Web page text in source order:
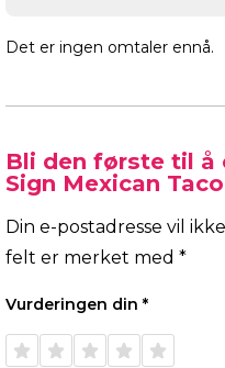
Det er ingen omtaler ennå.
Bli den første til å
Sign Mexican
Din e-postadresse vil
felt er merket med *
Vurderingen din *
1 av 5
stjerner
2 av 5
stjerner
3 av 5
stjerner
4 av 5
stjerner
5 av 5
stjerner